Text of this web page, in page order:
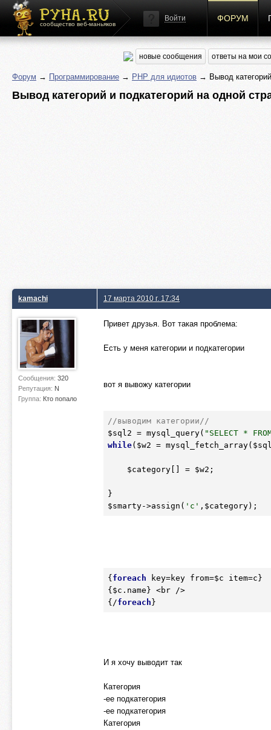
сообщество веб-маньяков
Войти ФОРУМ
новые сообщения ответы на мои
Форум → Программирование → PHP для идиотов → Вывод
Вывод категорий и подкатегорий на одной
kamachi
Сообщения: 320
Репутация: N
Группа: Кто попало
17 марта 2010 г. 17:34
Привет друзья. Вот такая проблема:
Есть у меня категории и подкатегории
вот я вывожу категории
//выводим категории//
$sql2 = mysql_query( "SELECT *
while( $w2 = mysql_fetch_array(
$category[] = $w2 ;
$smarty->assign( 'c' , $category);
{foreach key=key from=$c item=c}
{$c .name} <br />
{/foreach
И я хочу выводит так
Категория
-ее подкатегория
-ее подкатегория
Категория